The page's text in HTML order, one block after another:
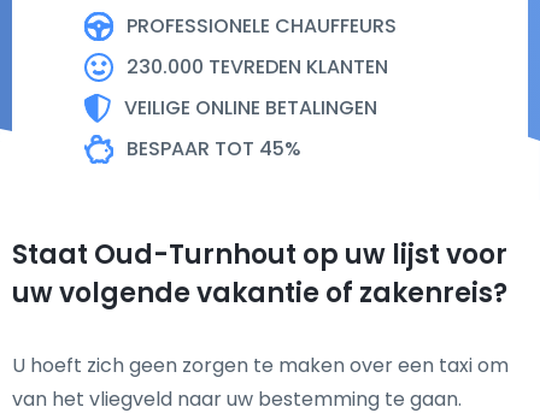
PROFESSIONELE CHAUFFEURS
230.000 TEVREDEN KLANTEN
VEILIGE ONLINE BETALINGEN
BESPAAR TOT 45%
Staat Oud-Turnhout op uw lijst voor
uw volgende vakantie of zakenreis?
U hoeft zich geen zorgen te maken over een taxi om
van het vliegveld naar uw bestemming te gaan.